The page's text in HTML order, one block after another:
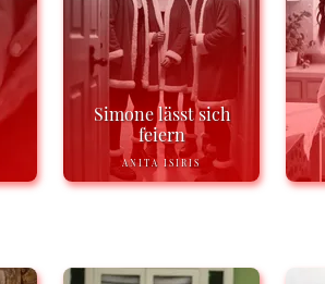
Simone lässt sich
feiern
ANITA ISIRIS